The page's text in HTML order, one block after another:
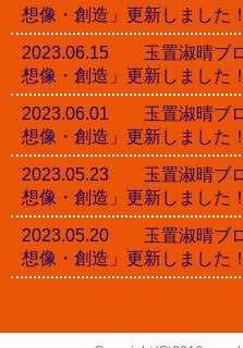
想像・創造」更新しました！
2023.06.15 玉置淑晴ブロ
想像・創造」更新しました！
2023.06.01 玉置淑晴ブロ
想像・創造」更新しました！
2023.05.23 玉置淑晴ブロ
想像・創造」更新しました！
2023.05.20 玉置淑晴ブロ
想像・創造」更新しました！